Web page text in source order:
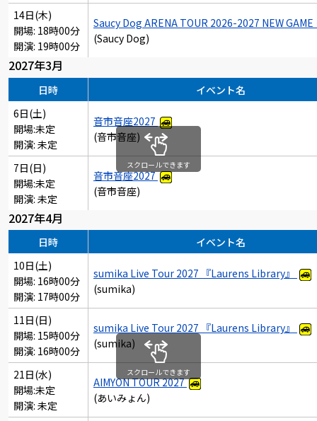
14日(木)
開場: 18時00分
開演: 19時00分
Saucy Dog ARENA TOUR 2026-2027 NEW
(Saucy Dog)
2027年3月
日時
イベント名
6日(土)
開場:未定
開演: 未定
音市音座2027
(音市音座)
7日(日)
開場:未定
開演: 未定
音市音座2027
(音市音座)
スクロールできます
2027年4月
日時
イベント名
10日(土)
開場: 16時00分
開演: 17時00分
sumika Live Tour 2027 『Laurens Library』
(sumika)
11日(日)
開場: 15時00分
開演: 16時00分
sumika Live Tour 2027 『Laurens Library』
(sumika)
21日(水)
開場:未定
開演: 未定
AIMYON TOUR 2027
(あいみょん)
スクロールできます